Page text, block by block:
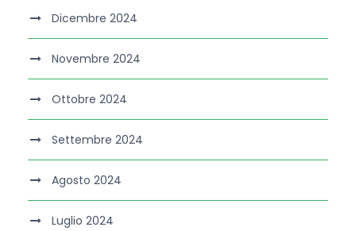
Dicembre 2024
Novembre 2024
Ottobre 2024
Settembre 2024
Agosto 2024
Luglio 2024